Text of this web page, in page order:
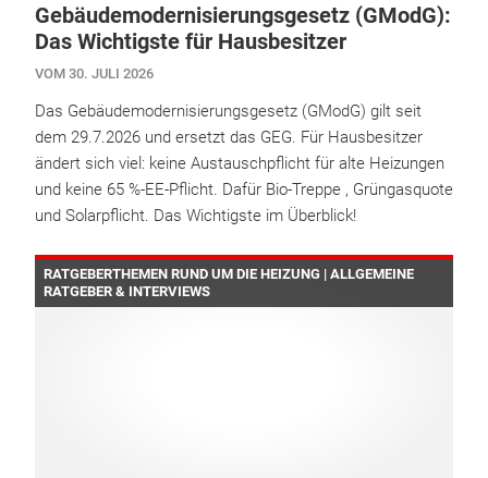
Gebäudemodernisierungsgesetz (GModG):
Das Wichtigste für Hausbesitzer
VOM 30. JULI 2026
Das Gebäudemodernisierungsgesetz (GModG) gilt seit
dem 29.7.2026 und ersetzt das GEG. Für Hausbesitzer
ändert sich viel: keine Austauschpflicht für alte Heizungen
und keine 65 %-EE-Pflicht. Dafür Bio-Treppe , Grüngasquote
und Solarpflicht. Das Wichtigste im Überblick!
RATGEBERTHEMEN RUND UM DIE HEIZUNG | ALLGEMEINE
RATGEBER & INTERVIEWS